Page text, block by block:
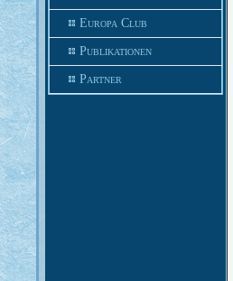
Europa Club
Publikationen
Partner